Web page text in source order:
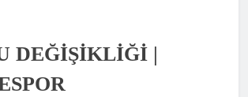
DEĞİŞİKLİĞİ |